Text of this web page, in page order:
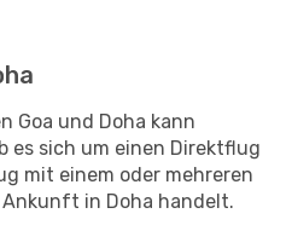
Goa und Doha kann
es sich um einen Direktflug
mit einem oder mehreren
in Doha handelt.